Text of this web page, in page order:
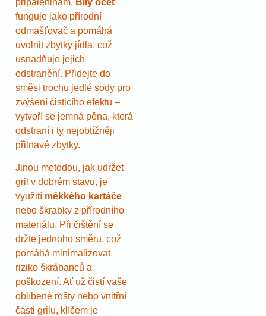
připáleninám. Bílý ocet
funguje jako přírodní
odmašťovač a pomáhá
uvolnit zbytky jídla, což
usnadňuje jejich
odstranění. Přidejte do
směsi trochu jedlé sody pro
zvýšení čisticího efektu –
vytvoří se jemná pěna, která
odstraní i ty nejobtížněji
přilnavé zbytky.
Jinou metodou, jak udržet
gril v dobrém stavu, je
využití měkkého kartáče
nebo škrabky z přírodního
materiálu. Při čištění se
držte jednoho směru, což
pomáhá minimalizovat
riziko škrábanců a
poškození. Ať už čistí vaše
oblíbené rošty nebo vnitřní
části grilu, klíčem je